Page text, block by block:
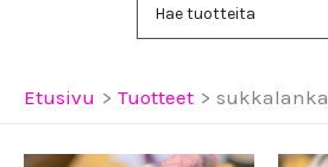
Etusivu Tuotteet sukkalanka